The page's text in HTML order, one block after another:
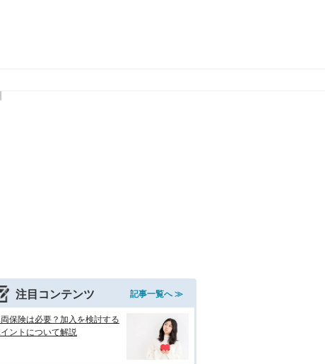
注目コンテンツ 記事一覧へ ≫
保険は必要？加入を検討する
ントについて解説